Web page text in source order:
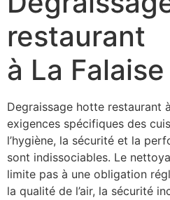
restaurant
à La Falaise
Degraissage hotte restaurant
exigences spécifiques des
l’hygiène, la sécurité et la
sont indissociables. Le
limite pas à une obligation
la qualité de l’air, la sécurité